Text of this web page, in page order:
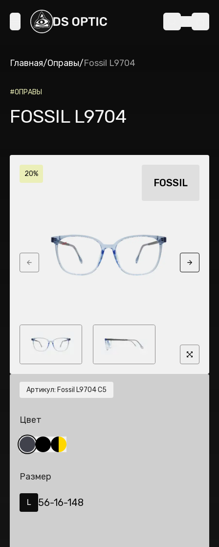
Главная/Оправы/Fossil L9704
#ОПРАВЫ
FOSSIL L9704
20%
FOSSIL
Previous slide Next
Артикул: Fossil L9704 C5
Цвет
Размер
L 56-16-148